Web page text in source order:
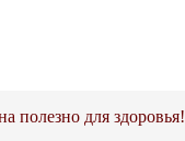
полезно для здоровья!